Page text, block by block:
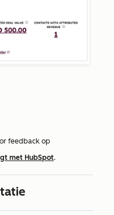
feedback op
met HubSpot.